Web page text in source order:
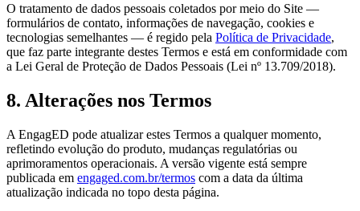
O tratamento de dados pessoais coletados por meio do Site —
formulários de contato, informações de navegação, cookies e
tecnologias semelhantes — é regido pela Política de Privacidade,
que faz parte integrante destes Termos e está em conformidade com
a Lei Geral de Proteção de Dados Pessoais (Lei nº 13.709/2018).
8. Alterações nos Termos
A EngagED pode atualizar estes Termos a qualquer momento,
refletindo evolução do produto, mudanças regulatórias ou
aprimoramentos operacionais. A versão vigente está sempre
publicada em engaged.com.br/termos com a data da última
atualização indicada no topo desta página.